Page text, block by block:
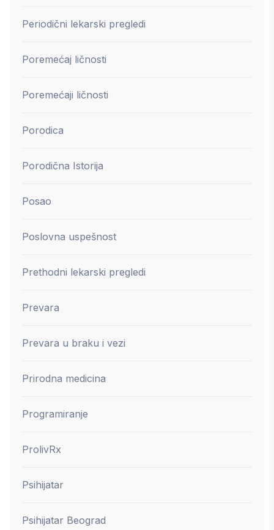
Periodični lekarski pregledi
Poremećaj ličnosti
Poremećaji ličnosti
Porodica
Porodična Istorija
Posao
Poslovna uspešnost
Prethodni lekarski pregledi
Prevara
Prevara u braku i vezi
Prirodna medicina
Programiranje
ProlivRx
Psihijatar
Psihijatar Beograd